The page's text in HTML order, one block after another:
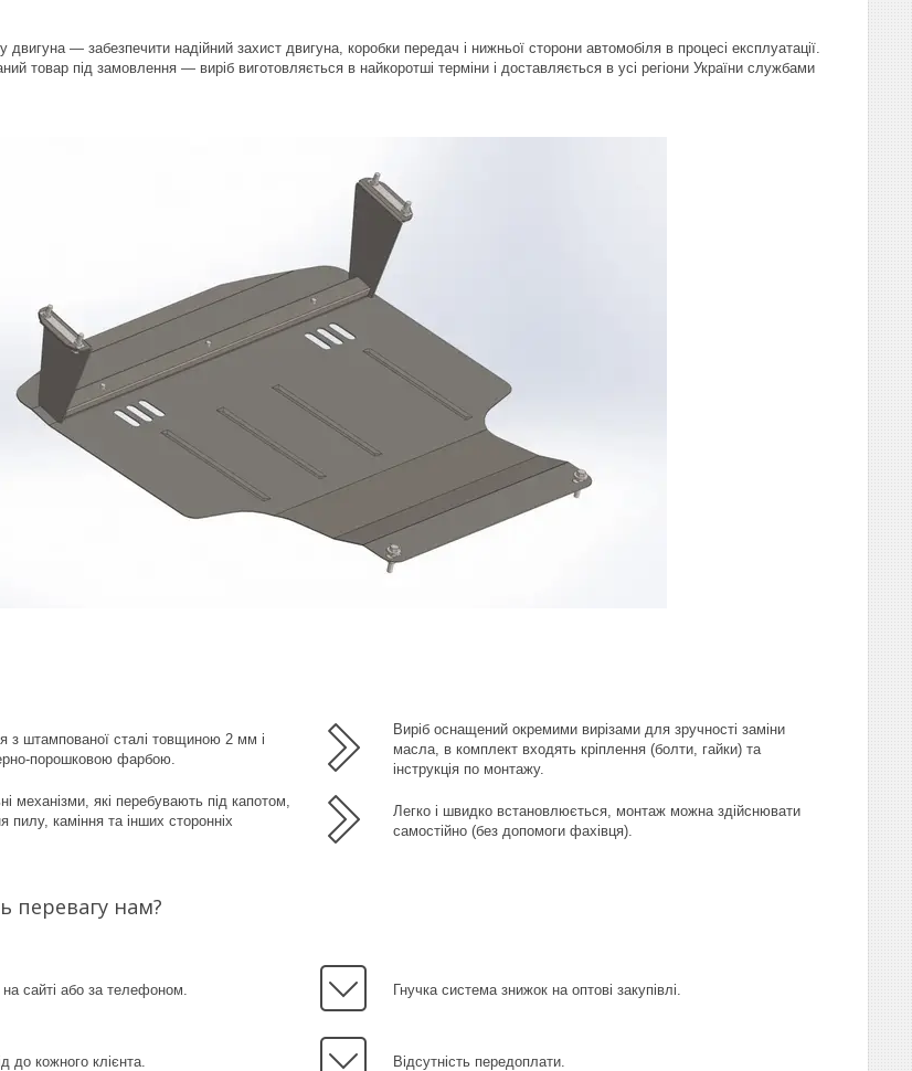
— забезпечити надійний захист двигуна, коробки передач і нижньої сторони автомобіля в процесі експлуатації.
товар під замовлення — виріб виготовляється в найкоротші терміни і доставляється в усі регіони України службами
з штампованої сталі товщиною 2 мм і
порошковою фарбою.
механізми, які перебувають під капотом,
пилу, каміння та інших сторонніх
Виріб оснащений окремими вирізами для зручності заміни
масла, в комплект входять кріплення (болти, гайки) та
інструкція по монтажу.
Легко і швидко встановлюється, монтаж можна здійснювати
самостійно (без допомоги фахівця).
перевагу нам?
сайті або за телефоном.
до кожного клієнта.
Гнучка система знижок на оптові закупівлі.
Відсутність передоплати.